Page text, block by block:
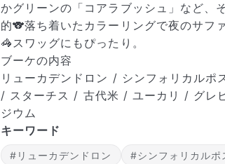
かグリーンの「コアラブッシュ」など、
的🐨落ち着いたカラーリングで夜のサフ
🦓スワッグにもぴったり。
ブーケの内容
リューカデンドロン / シンフォリカルポ
/ スターチス / 古代米 / ユーカリ / グレ
ジウム
キーワード
#リューカデンドロン
#シンフォリカルポ